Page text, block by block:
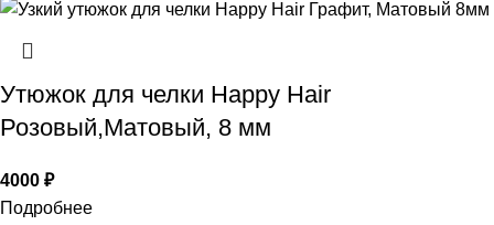
Утюжок для челки Happy Hair
Розовый,Матовый, 8 мм
4000 ₽
Подробнее